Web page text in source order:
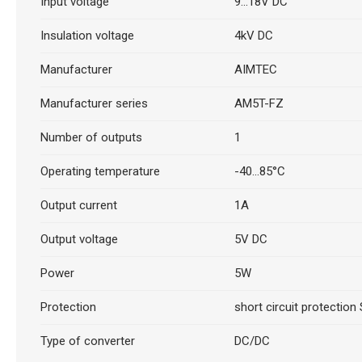
Insulation voltage 4kV DC
Manufacturer AIMTEC
Manufacturer series AM5T-FZ
Number of outputs 1
Operating temperature -40...85°C
Output current 1A
Output voltage 5V DC
Power 5W
Protection short circuit protection
Type of converter DC/DC